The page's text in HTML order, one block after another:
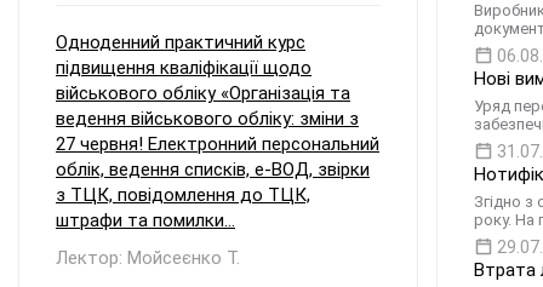
Нові
Уряд
Згідно
року. На
Втрата
Одноденний практичний курс
підвищення кваліфікації щодо
військового обліку «Організація та
ведення військового обліку: зміни з
27 червня! Електронний персональний
облік, ведення списків, е-ВОД, звірки
з ТЦК, повідомлення до ТЦК,
штрафи та помилки...
Лектор: Мойсеєнко Т.